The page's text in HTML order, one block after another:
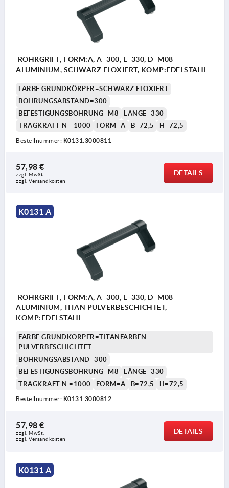
ROHRGRIFF, FORM:A, A=300, L=330, D=M08
ALUMINIUM, SCHWARZ ELOXIERT, KOMP:EDELSTAHL
FARBE GRUNDKÖRPER=SCHWARZ ELOXIERT
BOHRUNGSABSTAND=300
BEFESTIGUNGSBOHRUNG=M8
LÄNGE=330
TRAGKRAFT N =1000
FORM=A B=72,5 H=72,5
Bestellnummer: K0131.3000811
57,98 €
zzgl. MwSt.
zzgl. Versandkosten
DETAILS
K0131 A
ROHRGRIFF, FORM:A, A=300, L=330, D=M08
ALUMINIUM, TITAN PULVERBESCHICHTET,
KOMP:EDELSTAHL
FARBE GRUNDKÖRPER=TITANFARBEN
PULVERBESCHICHTET
BOHRUNGSABSTAND=300
BEFESTIGUNGSBOHRUNG=M8
LÄNGE=330
TRAGKRAFT N =1000
FORM=A B=72,5 H=72,5
Bestellnummer: K0131.3000812
57,98 €
zzgl. MwSt.
zzgl. Versandkosten
DETAILS
K0131 A